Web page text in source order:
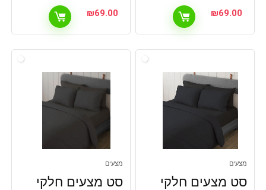
₪69.00
₪69.00
מצעים
סט מצעים חלקי
מצעים
סט מצעים חלקי